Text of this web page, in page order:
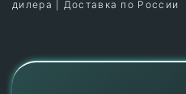
дилера | Доставка по России